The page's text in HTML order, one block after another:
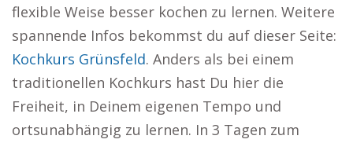
flexible Weise besser kochen zu lernen. Weitere
spannende Infos bekommst du auf dieser Seite:
Kochkurs Grünsfeld. Anders als bei einem
traditionellen Kochkurs hast Du hier die
Freiheit, in Deinem eigenen Tempo und
ortsunabhängig zu lernen. In 3 Tagen zum